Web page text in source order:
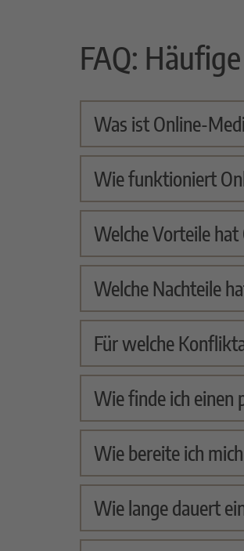
FAQ:
Was ist Online-
Wie funktioniert
Welche Vorteile
Welche Nachteile
Für welche
Wie finde ich einen
Wie bereite ich
Wie lange dauert